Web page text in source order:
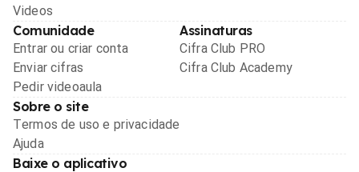
Videos
Comunidade
Entrar ou criar conta
Enviar cifras
Pedir videoaula
Assinaturas
Cifra Club PRO
Cifra Club Academy
Sobre o site
Termos de uso e privacidade
Ajuda
Baixe o aplicativo